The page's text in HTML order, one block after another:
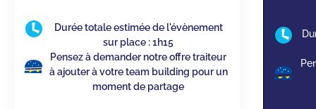
Durée totale estimée de l'évènement
sur place : 1h15
Pensez à demander notre offre traiteur
à ajouter à votre team building pour un
moment de partage